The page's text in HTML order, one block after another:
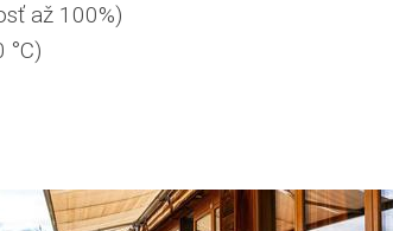
až 100%)